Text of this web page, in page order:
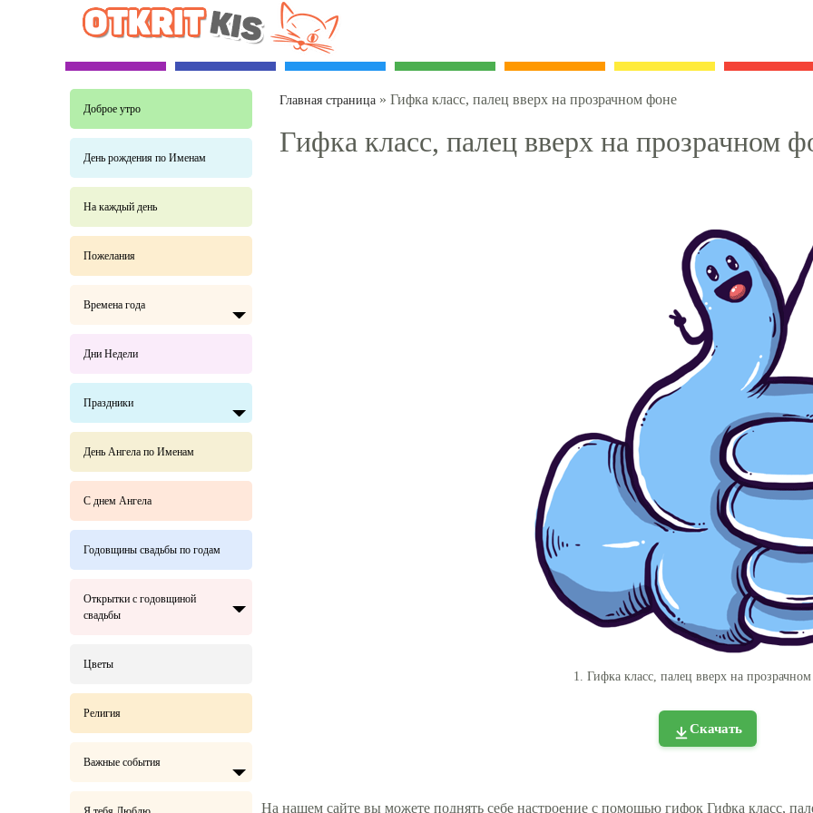
Доброе утро
День рождения по Именам
На каждый день
Пожелания
Времена года
Дни Недели
Праздники
День Ангела по Именам
С днем Ангела
Годовщины свадьбы по годам
Открытки с годовщиной
свадьбы
Цветы
Религия
Важные события
Главная страница » Гифка класс, палец вверх на прозрачном фоне
Гифка класс, палец вверх на прозрачном
1. Гифка класс, палец вверх на
Скачать
На нашем сайте вы можете поднять себе настроение с помощью гифок Гифка класс,